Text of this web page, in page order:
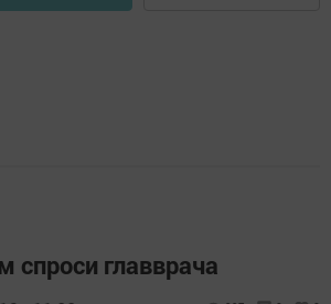
спроси главврача